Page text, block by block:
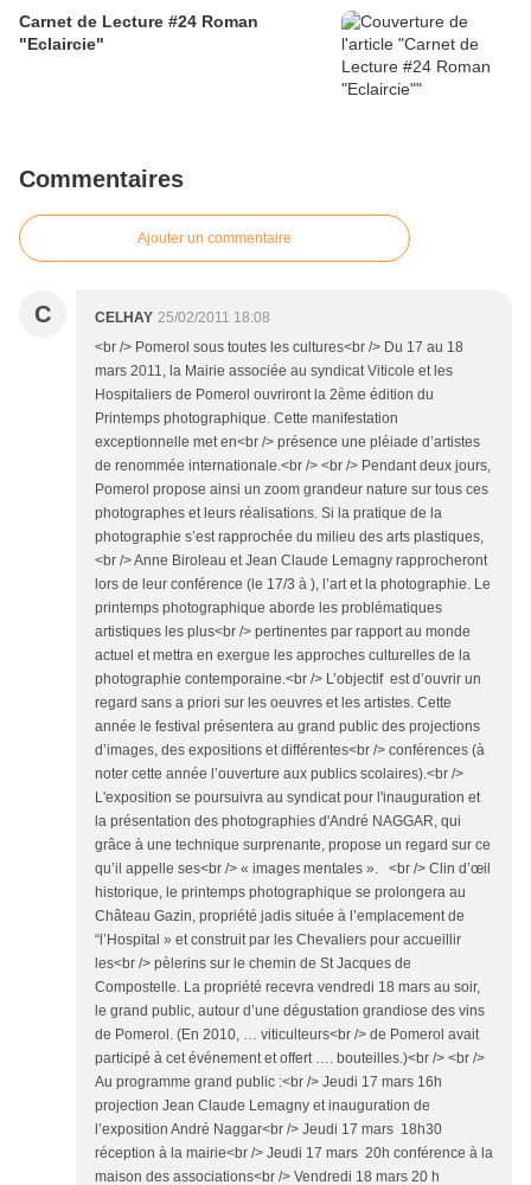
Carnet de Lecture #24 Roman
"Eclaircie"
Commentaires
Ajouter un commentaire
C CELHAY 25/02/2011 18:08
<br /> Pomerol sous toutes les cultures<br /> Du 17 au 18
mars 2011, la Mairie associée au syndicat Viticole et les
Hospitaliers de Pomerol ouvriront la 2ème édition du
Printemps photographique. Cette manifestation
exceptionnelle met en<br /> présence une pléiade d’artistes
de renommée internationale.<br /> <br /> Pendant deux jours,
Pomerol propose ainsi un zoom grandeur nature sur tous ces
photographes et leurs réalisations. Si la pratique de la
photographie s’est rapprochée du milieu des arts plastiques,
<br /> Anne Biroleau et Jean Claude Lemagny rapprocheront
lors de leur conférence (le 17/3 à ), l’art et la photographie. Le
printemps photographique aborde les problématiques
artistiques les plus<br /> pertinentes par rapport au monde
actuel et mettra en exergue les approches culturelles de la
photographie contemporaine.<br /> L’objectif est d’ouvrir un
regard sans a priori sur les oeuvres et les artistes. Cette
année le festival présentera au grand public des projections
d’images, des expositions et différentes<br /> conférences (à
noter cette année l’ouverture aux publics scolaires).<br />
L'exposition se poursuivra au syndicat pour l'inauguration et
la présentation des photographies d'André NAGGAR, qui
grâce à une technique surprenante, propose un regard sur ce
qu’il appelle ses<br /> « images mentales ». <br /> Clin d’œil
historique, le printemps photographique se prolongera au
Château Gazin, propriété jadis située à l’emplacement de
“l’Hospital » et construit par les Chevaliers pour accueillir
les<br /> pèlerins sur le chemin de St Jacques de
Compostelle. La propriété recevra vendredi 18 mars au soir,
le grand public, autour d’une dégustation grandiose des vins
de Pomerol. (En 2010, … viticulteurs<br /> de Pomerol avait
participé à cet événement et offert …. bouteilles.)<br /> <br />
Au programme grand public :<br /> Jeudi 17 mars 16h
projection Jean Claude Lemagny et inauguration de
l’exposition André Naggar<br /> Jeudi 17 mars 18h30
réception à la mairie<br /> Jeudi 17 mars 20h conférence à la
maison des associations<br /> Vendredi 18 mars 20 h